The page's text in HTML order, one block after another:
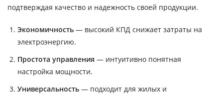
подтверждая качество и надежность своей продукции.
Экономичность — высокий КПД снижает затраты на
электроэнергию.
Простота управления — интуитивно понятная
настройка мощности.
Универсальность — подходит для жилых и